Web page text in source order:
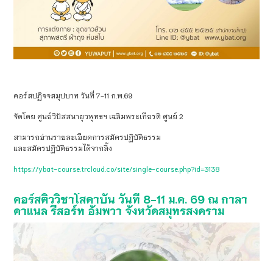
คอร์สปฏิจจสมุปบาท วันที่ 7-11 ก.พ.69
จัดโดย ศูนย์วิปัสสนายุวพุทธฯ เฉลิมพระเกียรติ ศูนย์ 2
สามารถอ่านรายละเอียดการสมัครปฏิบัติธรรม
และสมัครปฏิบัติธรรมได้จากลิ้ง
https://ybat-course.trcloud.co/site/single-course.php?id=3138
คอร์สติววิชาโสดาบัน วันที่ 8-11 ม.ค. 69 ณ กาลา
คาแนล รีสอร์ท อัมพวา จังหวัดสมุทรสงคราม